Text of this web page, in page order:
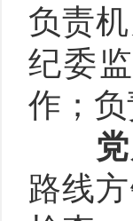
负责
纪委
作；
路线